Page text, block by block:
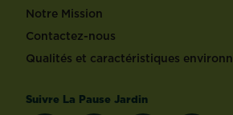
Notre Mission
Contactez-nous
Qualités et caractéristiques
Suivre La Pause Jardin